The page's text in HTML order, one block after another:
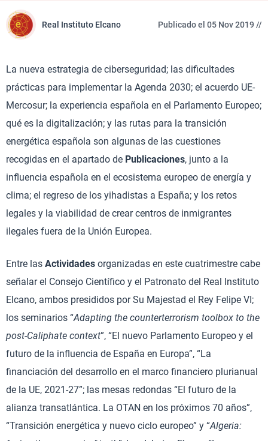
Real Instituto Elcano Publicado el 05 Nov 2019 //
La nueva estrategia de ciberseguridad; las dificultades
prácticas para implementar la Agenda 2030; el acuerdo UE-
Mercosur; la experiencia española en el Parlamento Europeo;
qué es la digitalización; y las rutas para la transición
energética española son algunas de las cuestiones
recogidas en el apartado de Publicaciones, junto a la
influencia española en el ecosistema europeo de energía y
clima; el regreso de los yihadistas a España; y los retos
legales y la viabilidad de crear centros de inmigrantes
ilegales fuera de la Unión Europea.
Entre las Actividades organizadas en este cuatrimestre cabe
señalar el Consejo Científico y el Patronato del Real Instituto
Elcano, ambos presididos por Su Majestad el Rey Felipe VI;
los seminarios “Adapting the counterterrorism toolbox to the
post-Caliphate context”, “El nuevo Parlamento Europeo y el
futuro de la influencia de España en Europa”, “La
financiación del desarrollo en el marco financiero plurianual
de la UE, 2021-27”; las mesas redondas “El futuro de la
alianza transatlántica. La OTAN en los próximos 70 años”,
“Transición energética y nuevo ciclo europeo” y “Algeria: